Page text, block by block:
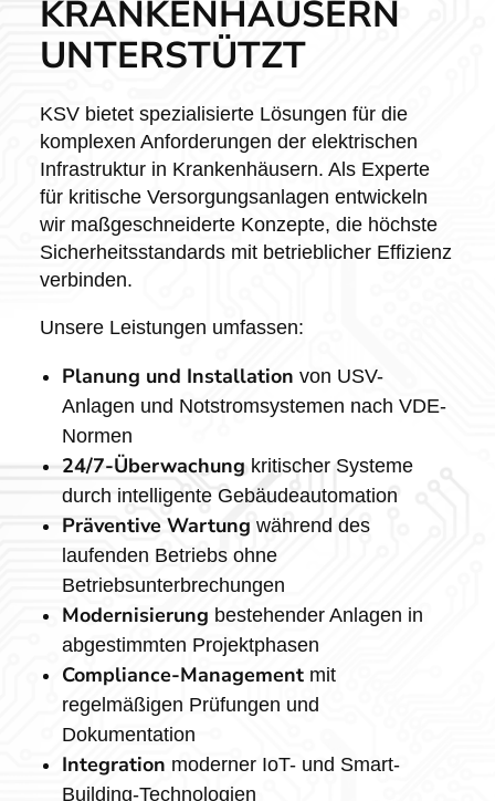
KRANKENHÄUSERN
UNTERSTÜTZT
KSV bietet spezialisierte Lösungen für die
komplexen Anforderungen der elektrischen
Infrastruktur in Krankenhäusern. Als Experte
für kritische Versorgungsanlagen entwickeln
wir maßgeschneiderte Konzepte, die höchste
Sicherheitsstandards mit betrieblicher Effizienz
verbinden.
Unsere Leistungen umfassen:
Planung und Installation von USV-
Anlagen und Notstromsystemen nach VDE-
Normen
24/7-Überwachung kritischer Systeme
durch intelligente Gebäudeautomation
Präventive Wartung während des
laufenden Betriebs ohne
Betriebsunterbrechungen
Modernisierung bestehender Anlagen in
abgestimmten Projektphasen
Compliance-Managementmit
regelmäßigen Prüfungen und
Dokumentation
Integration moderner IoT- und Smart-
Building-Technologien